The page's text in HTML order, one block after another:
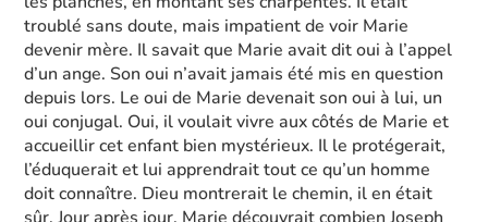
troublé sans doute, mais impatient de voir Marie
devenir mère. Il savait que Marie avait dit oui à l’appel
d’un ange. Son oui n’avait jamais été mis en question
depuis lors. Le oui de Marie devenait son oui à lui, un
oui conjugal. Oui, il voulait vivre aux côtés de Marie et
accueillir cet enfant bien mystérieux. Il le protégerait,
l’éduquerait et lui apprendrait tout ce qu’un homme
doit connaître. Dieu montrerait le chemin, il en était